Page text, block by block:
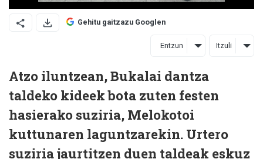
Gehitu gaitzazu Googlen
Entzun Itzuli
Atzo iluntzean, Bukalai dantza
taldeko kideek bota zuten festen
hasierako suziria, Melokotoi
kuttunaren laguntzarekin. Urtero
suziria jaurtitzen duen taldeak eskuz